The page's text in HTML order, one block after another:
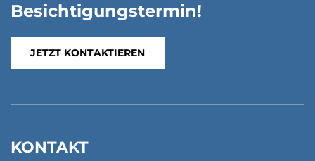
Besichtigungstermin!
JETZT KONTAKTIEREN
KONTAKT